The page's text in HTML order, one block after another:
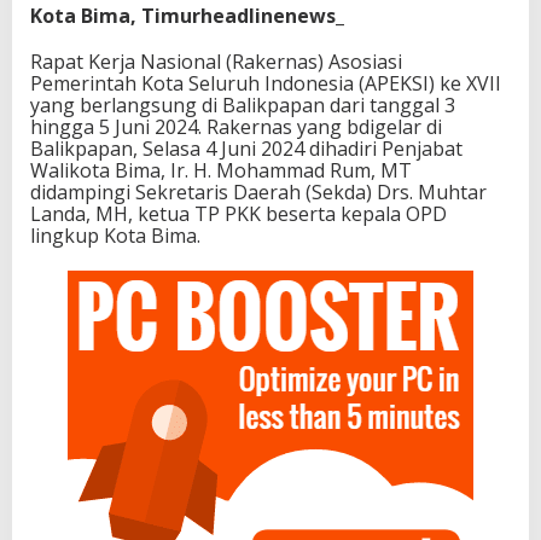
Kota Bima, Timurheadlinenews_
Rapat Kerja Nasional (Rakernas) Asosiasi
Pemerintah Kota Seluruh Indonesia (APEKSI) ke XVII
yang berlangsung di Balikpapan dari tanggal 3
hingga 5 Juni 2024. Rakernas yang bdigelar di
Balikpapan, Selasa 4 Juni 2024 dihadiri Penjabat
Walikota Bima, Ir. H. Mohammad Rum, MT
didampingi Sekretaris Daerah (Sekda) Drs. Muhtar
Landa, MH, ketua TP PKK beserta kepala OPD
lingkup Kota Bima.